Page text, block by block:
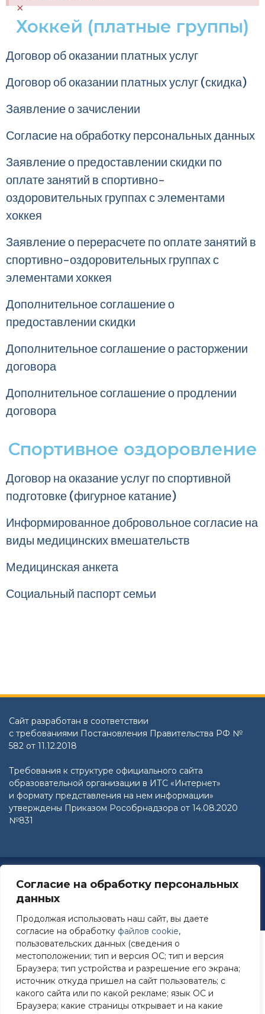
Согласие на обработку персональных
данных
Продолжая использовать наш сайт, вы даете
согласие на обработку файлов cookie,
пользовательских данных (сведения о
местоположении; тип и версия ОС; тип и версия
Браузера; тип устройства и разрешение его экрана;
источник откуда пришел на сайт пользователь; с
какого сайта или по какой рекламе; язык ОС и
Браузера; какие страницы открывает и на какие
×
Хоккей (платные группы)
Договор об оказании платных услуг
Договор об оказании платных услуг (скидка)
Заявление о зачислении
Согласие на обработку персональных данных
Заявление о предоставлении скидки по
оплате занятий в спортивно-
оздоровительных группах с элементами
хоккея
Заявление о перерасчете по оплате занятий в
спортивно-оздоровительных группах с
элементами хоккея
Дополнительное соглашение о
предоставлении скидки
Дополнительное соглашение о расторжении
договора
Дополнительное соглашение о продлении
договора
Спортивное оздоровление
Договор на оказание услуг по спортивной
подготовке (фигурное катание)
Информированное добровольное согласие на
виды медицинских вмешательств
Медицинская анкета
Социальный паспорт семьи
Сайт разработан в соответствии
с требованиями Постановления Правительства РФ №
582 от 11.12.2018
Требования к структуре официального сайта
образовательной организации в ИТС «Интернет»
и формату представления на нем информации»
утверждены Приказом Рособрнадзора от 14.08.2020
№831
nordsouf@gmail.com
Работает на WordPress
Themes